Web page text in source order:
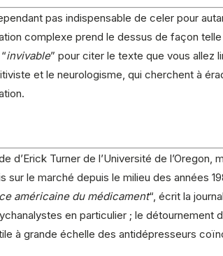
pas indispensable de celer pour
complexe prend le dessus de façon
invivable” pour citer le texte que vous allez
et le neurologisme, qui cherchent à
d’Erick Turner de l’Université de
le marché depuis le milieu des années
américaine du médicament“, écrit la
en particulier ; le détournement
à grande échelle des antidépresseurs